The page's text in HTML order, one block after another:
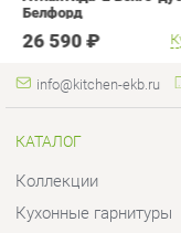
Коллекции
Кухонные гарнитуры
Шкафы для кухни
Столы для кухни
Стулья для кухни